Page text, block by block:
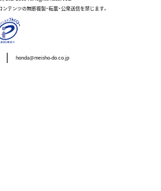
テンツの無断複製・転載・公衆送信を禁じます。
honda@meisho-do.co.jp